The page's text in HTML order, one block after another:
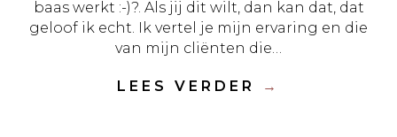
baas werkt :-)?. Als jij dit wilt, dan kan dat, dat
geloof ik echt. Ik vertel je mijn ervaring en die
van mijn cliënten die…
LEES VERDER →